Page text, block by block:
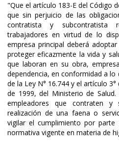
"Que el artículo 183-E del Código
que sin perjuicio de las
contratista y subcontratista
trabajadores en virtud de lo
empresa principal deberá
proteger eficazmente la vida y
que laboran en su obra,
dependencia, en conformidad a
de la Ley N° 16.744 y el artículo
de 1999, del Ministerio de
empleadores que contraten
realización de una faena o
vigilar el cumplimiento por
normativa vigente en materia de